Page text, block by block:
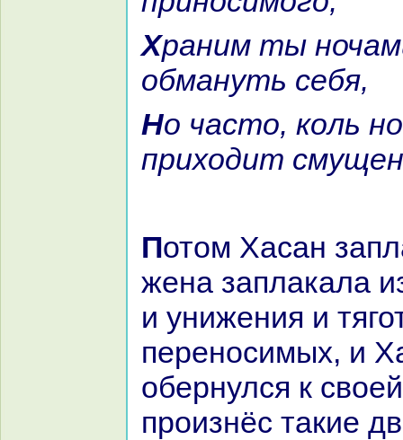
Хpaним ты ночами был и дал
обмануть себя,
Но часто, кoль ночь яснa,
приходит
Потом Хаcaн заплакал, и его
женa заплакала
и унижения и
переносимых, и
обернулся к
произнёс такие